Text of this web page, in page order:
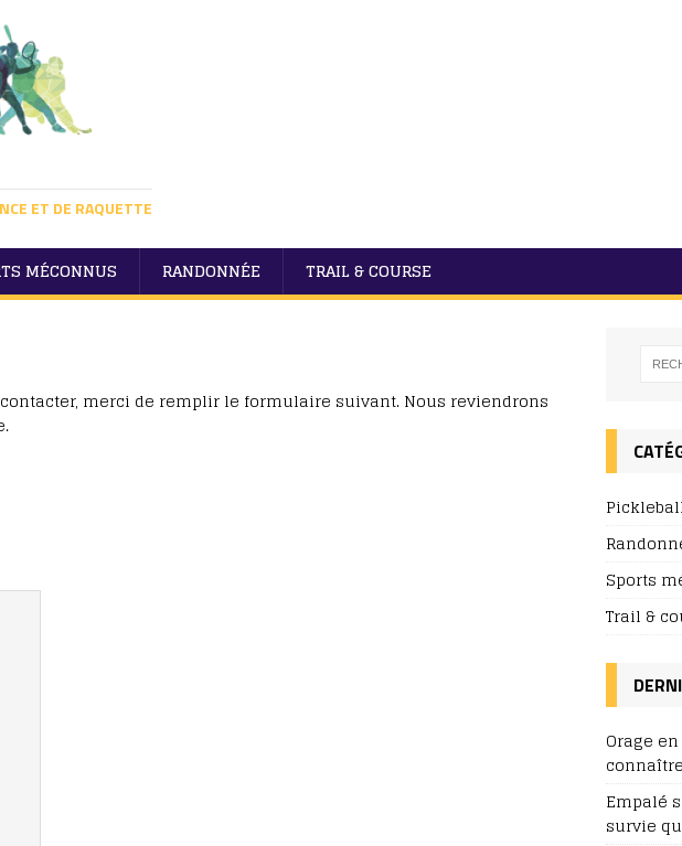
ET DE RAQUETTE
MÉCONNUS RANDONNÉE TRAIL & COURSE
merci de remplir le formulaire suivant. Nous reviendrons
Sports
Trail &
Orage
Empalé
survie